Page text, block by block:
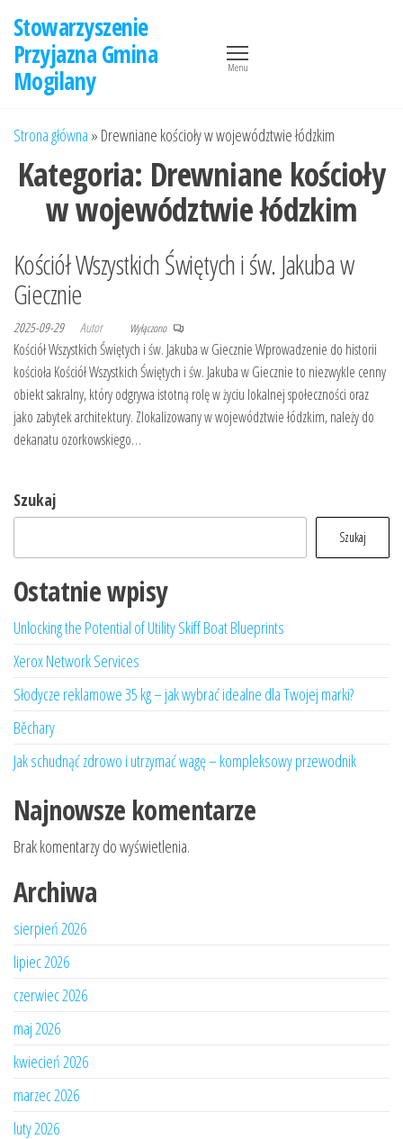
treści
Stowarzyszenie
Przyjazna Gmina
Mogilany
Menu
Strona główna » Drewniane kościoły w województwie łódzkim
Kategoria: Drewniane kościoły
w województwie łódzkim
Kościół Wszystkich Świętych i św. Jakuba w
Giecznie
2025-09-29 Autor Wyłączono
Kościół Wszystkich Świętych i św. Jakuba w Giecznie Wprowadzenie do historii
kościoła Kościół Wszystkich Świętych i św. Jakuba w Giecznie to niezwykle cenny
obiekt sakralny, który odgrywa istotną rolę w życiu lokalnej społeczności oraz
jako zabytek architektury. Zlokalizowany w województwie łódzkim, należy do
dekanatu ozorkowskiego…
Szukaj
Szukaj
Ostatnie wpisy
Unlocking the Potential of Utility Skiff Boat Blueprints
Xerox Network Services
Słodycze reklamowe 35 kg – jak wybrać idealne dla Twojej marki?
Běchary
Jak schudnąć zdrowo i utrzymać wagę – kompleksowy przewodnik
Najnowsze komentarze
Brak komentarzy do wyświetlenia.
Archiwa
sierpień 2026
lipiec 2026
czerwiec 2026
maj 2026
kwiecień 2026
marzec 2026
luty 2026